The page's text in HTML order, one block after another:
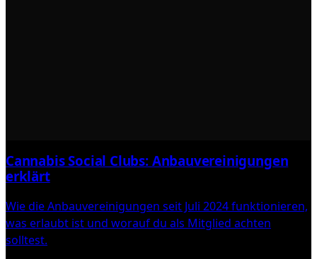
Cannabis Social Clubs: Anbauvereinigungen
erklärt
Wie die Anbauvereinigungen seit Juli 2024 funktionieren,
was erlaubt ist und worauf du als Mitglied achten
solltest.